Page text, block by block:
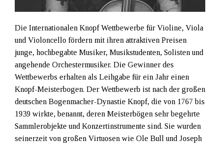
Die Internationalen Knopf Wettbewerbe für Violine, Viola
und Violoncello fördern mit ihren attraktiven Preisen
junge, hochbegabte Musiker, Musikstudenten, Solisten und
angehende Orchestermusiker. Die Gewinner des
Wettbewerbs erhalten als Leihgabe für ein Jahr einen
Knopf-Meisterbogen. Der Wettbewerb ist nach der großen
deutschen Bogenmacher-Dynastie Knopf, die von 1767 bis
1939 wirkte, benannt, deren Meisterbögen sehr begehrte
Sammlerobjekte und Konzertinstrumente sind. Sie wurden
seinerzeit von großen Virtuosen wie Ole Bull und Joseph